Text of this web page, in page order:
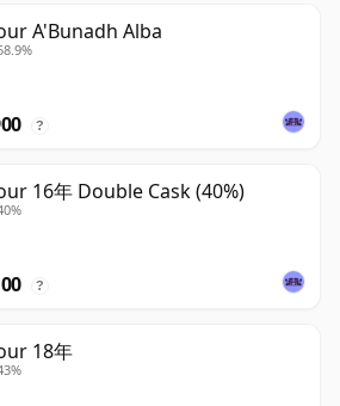
A'Bunadh Alba
?
16年 Double Cask (40%)
?
18年